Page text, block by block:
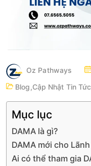
Oz Pathways
Blog,Cập Nhật Tin Tức
Mục lục
DAMA là gì?
DAMA mới cho
Ai có thể tham gia